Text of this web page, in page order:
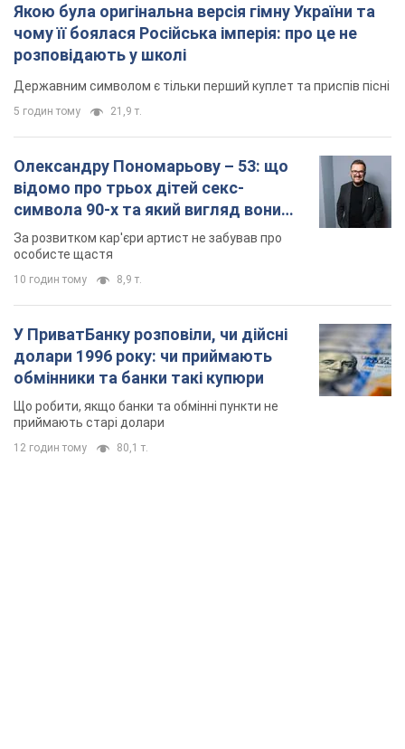
Якою була оригінальна версія гімну України та
чому її боялася Російська імперія: про це не
розповідають у школі
Державним символом є тільки перший куплет та приспів пісні
5 годин тому 21,9 т.
Олександру Пономарьову – 53: що
відомо про трьох дітей секс-
символа 90-х та який вигляд вони
мають
За розвитком кар'єри артист не забував про
особисте щастя
10 годин тому 8,9 т.
У ПриватБанку розповіли, чи дійсні
долари 1996 року: чи приймають
обмінники та банки такі купюри
Що робити, якщо банки та обмінні пункти не
приймають старі долари
12 годин тому 80,1 т.